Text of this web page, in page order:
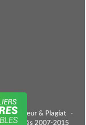
d'auteur & Plagiat -
réservés 2007-2015